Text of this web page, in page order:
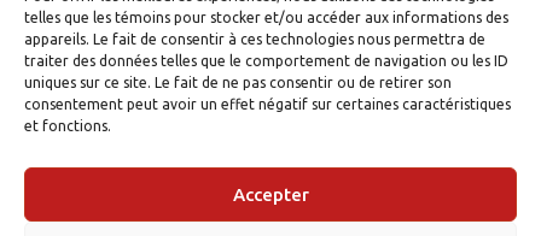
telles que les témoins pour stocker et/ou accéder aux informations des
appareils. Le fait de consentir à ces technologies nous permettra de
traiter des données telles que le comportement de navigation ou les ID
uniques sur ce site. Le fait de ne pas consentir ou de retirer son
consentement peut avoir un effet négatif sur certaines caractéristiques
et fonctions.
Accepter